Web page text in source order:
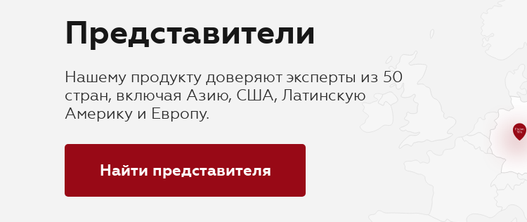
Представители
Нашему продукту доверяют эксперты из 50
стран, включая Азию, США, Латинскую
Америку и Европу.
Найти представителя